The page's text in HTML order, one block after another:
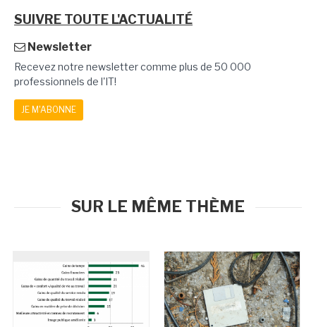
SUIVRE TOUTE L'ACTUALITÉ
Newsletter
Recevez notre newsletter comme plus de 50 000
professionnels de l'IT!
JE M'ABONNE
SUR LE MÊME THÈME